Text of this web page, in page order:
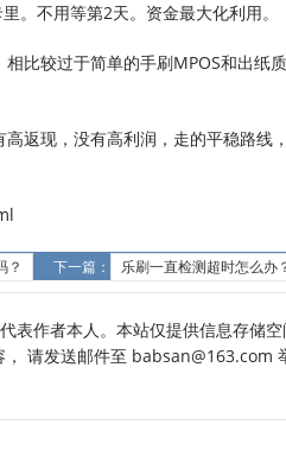
。不用等第2天。资金最大化利用。
比较过于简单的手刷MPOS和出纸
返现，没有高利润，走的平稳路线
？ 下一篇： 乐刷一直检测超时怎么办
表作者本人。本站仅提供信息存储
请发送邮件至 babsan@163.com